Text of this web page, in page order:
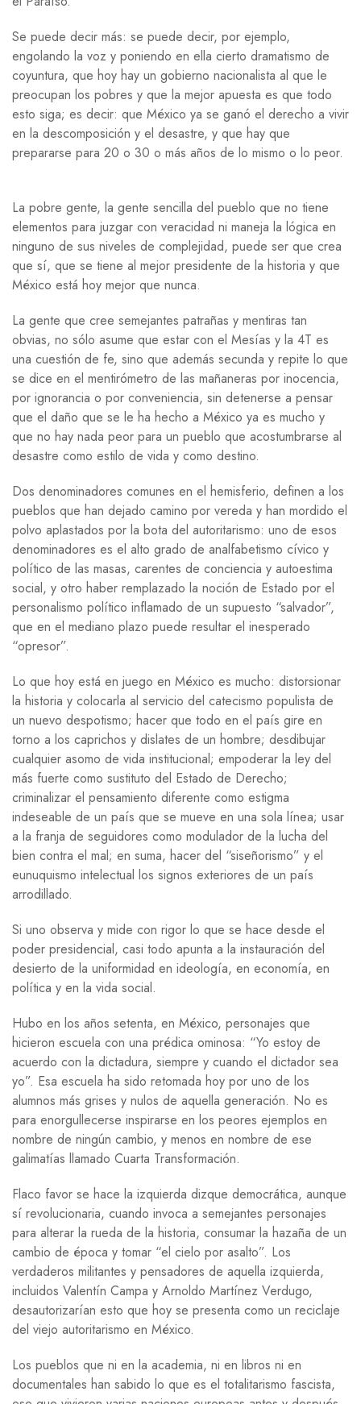
Se puede decir más: se puede decir, por ejemplo,
engolando la voz y poniendo en ella cierto dramatismo de
coyuntura, que hoy hay un gobierno nacionalista al que le
preocupan los pobres y que la mejor apuesta es que todo
esto siga; es decir: que México ya se ganó el derecho a vivir
en la descomposición y el desastre, y que hay que
prepararse para 20 o 30 o más años de lo mismo o lo peor.
La pobre gente, la gente sencilla del pueblo que no tiene
elementos para juzgar con veracidad ni maneja la lógica en
ninguno de sus niveles de complejidad, puede ser que crea
que sí, que se tiene al mejor presidente de la historia y que
México está hoy mejor que nunca.
La gente que cree semejantes patrañas y mentiras tan
obvias, no sólo asume que estar con el Mesías y la 4T es
una cuestión de fe, sino que además secunda y repite lo que
se dice en el mentirómetro de las mañaneras por inocencia,
por ignorancia o por conveniencia, sin detenerse a pensar
que el daño que se le ha hecho a México ya es mucho y
que no hay nada peor para un pueblo que acostumbrarse al
desastre como estilo de vida y como destino.
Dos denominadores comunes en el hemisferio, definen a los
pueblos que han dejado camino por vereda y han mordido el
polvo aplastados por la bota del autoritarismo: uno de esos
denominadores es el alto grado de analfabetismo cívico y
político de las masas, carentes de conciencia y autoestima
social, y otro haber remplazado la noción de Estado por el
personalismo político inflamado de un supuesto “salvador”,
que en el mediano plazo puede resultar el inesperado
“opresor”.
Lo que hoy está en juego en México es mucho: distorsionar
la historia y colocarla al servicio del catecismo populista de
un nuevo despotismo; hacer que todo en el país gire en
torno a los caprichos y dislates de un hombre; desdibujar
cualquier asomo de vida institucional; empoderar la ley del
más fuerte como sustituto del Estado de Derecho;
criminalizar el pensamiento diferente como estigma
indeseable de un país que se mueve en una sola línea; usar
a la franja de seguidores como modulador de la lucha del
bien contra el mal; en suma, hacer del “siseñorismo” y el
eunuquismo intelectual los signos exteriores de un país
arrodillado.
Si uno observa y mide con rigor lo que se hace desde el
poder presidencial, casi todo apunta a la instauración del
desierto de la uniformidad en ideología, en economía, en
política y en la vida social.
Hubo en los años setenta, en México, personajes que
hicieron escuela con una prédica ominosa: “Yo estoy de
acuerdo con la dictadura, siempre y cuando el dictador sea
yo”. Esa escuela ha sido retomada hoy por uno de los
alumnos más grises y nulos de aquella generación. No es
para enorgullecerse inspirarse en los peores ejemplos en
nombre de ningún cambio, y menos en nombre de ese
galimatías llamado Cuarta Transformación.
Flaco favor se hace la izquierda dizque democrática, aunque
sí revolucionaria, cuando invoca a semejantes personajes
para alterar la rueda de la historia, consumar la hazaña de un
cambio de época y tomar “el cielo por asalto”. Los
verdaderos militantes y pensadores de aquella izquierda,
incluidos Valentín Campa y Arnoldo Martínez Verdugo,
desautorizarían esto que hoy se presenta como un reciclaje
del viejo autoritarismo en México.
Los pueblos que ni en la academia, ni en libros ni en
documentales han sabido lo que es el totalitarismo fascista,